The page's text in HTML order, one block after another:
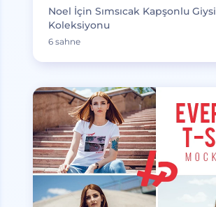
Noel İçin Sımsıcak Kapşonlu Giysi
Koleksiyonu
6 sahne